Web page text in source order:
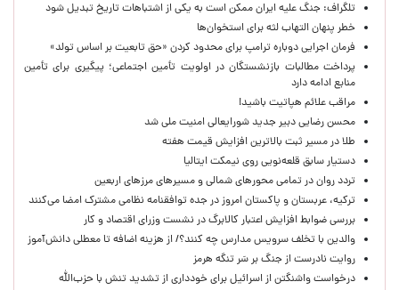
تلگراف: جنگ علیه ایران ممکن است به یکی از اشتباهات تاریخ تبدیل شود
خطر پنهان التهاب لثه برای استخوان‌ها
فرمان اجرایی دوباره ترامپ برای محدود کردن «حق تابعیت بر اساس تولد»
پرداخت مطالبات بازنشستگان در اولویت تأمین اجتماعی؛ پیگیری برای تأمین
منابع ادامه دارد
مراقب علائم هپاتیت باشید!
محسن رضایی دبیر جدید شورایعالی امنیت ملی شد
طلا در مسیر ثبت بالاترین افزایش قیمت هفته
دستیار سابق قلعه‌نویی روی نیمکت ایتالیا
تردد روان در تمامی محورهای شمالی و مسیرهای مرزهای اربعین
ترکیه، عربستان و پاکستان امروز در جده توافقنامه نظامی مشترک امضا می‌کنند
بررسی ضوابط افزایش اعتبار کالابرگ در نشست وزرای اقتصاد و کار
والدین با تخلف سرویس مدارس چه کنند؟/ از هزینه اضافه تا معطلی دانش‌آموز
روایت نادرست از جنگ بر سَر تنگه هرمز
درخواست واشنگتن از اسرائیل برای خودداری از تشدید تنش با حزب‌الله